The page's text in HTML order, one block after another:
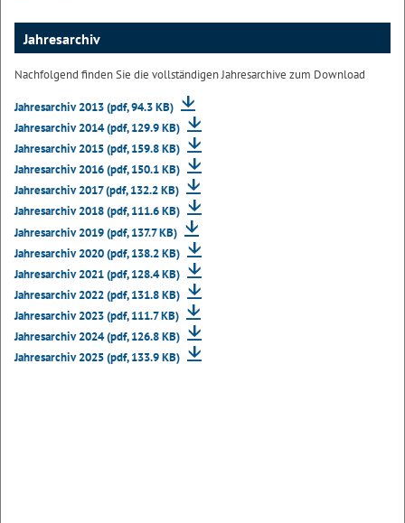
Jahresarchiv
Nachfolgend finden Sie die vollständigen Jahresarchive zum Download
Jahresarchiv 2013 (pdf, 94.3 KB)
Jahresarchiv 2014 (pdf, 129.9 KB)
Jahresarchiv 2015 (pdf, 159.8 KB)
Jahresarchiv 2016 (pdf, 150.1 KB)
Jahresarchiv 2017 (pdf, 132.2 KB)
Jahresarchiv 2018 (pdf, 111.6 KB)
Jahresarchiv 2019 (pdf, 137.7 KB)
Jahresarchiv 2020 (pdf, 138.2 KB)
Jahresarchiv 2021 (pdf, 128.4 KB)
Jahresarchiv 2022 (pdf, 131.8 KB)
Jahresarchiv 2023 (pdf, 111.7 KB)
Jahresarchiv 2024 (pdf, 126.8 KB)
Jahresarchiv 2025 (pdf, 133.9 KB)